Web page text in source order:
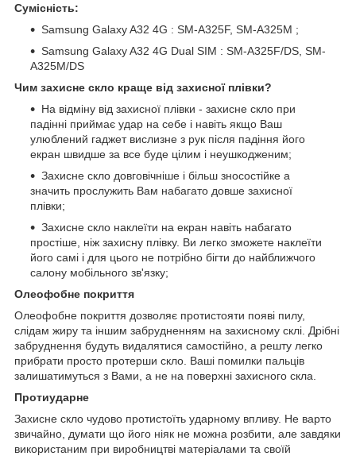
Сумісність:
Samsung Galaxy A32 4G : SM-A325F, SM-A325M ;
Samsung Galaxy A32 4G Dual SIM : SM-A325F/DS, SM-
A325M/DS
Чим захисне скло краще від захисної плівки?
На відміну від захисної плівки - захисне скло при
падінні приймає удар на себе і навіть якщо Ваш
улюблений гаджет вислизне з рук після падіння його
екран швидше за все буде цілим і неушкодженим;
Захисне скло довговічніше і більш зносостійке а
значить прослужить Вам набагато довше захисної
плівки;
Захисне скло наклеїти на екран навіть набагато
простіше, ніж захисну плівку. Ви легко зможете наклеїти
його самі і для цього не потрібно бігти до найближчого
салону мобільного зв'язку;
Олеофобне покриття
Олеофобне покриття дозволяє протистояти появі пилу,
слідам жиру та іншим забрудненням на захисному склі. Дрібні
забруднення будуть видалятися самостійно, а решту легко
прибрати просто протерши скло. Ваші помилки пальців
залишатимуться з Вами, а не на поверхні захисного скла.
Протиударне
Захисне скло чудово протистоїть ударному впливу. Не варто
звичайно, думати що його ніяк не можна розбити, але завдяки
використаним при виробництві матеріалами та своїй